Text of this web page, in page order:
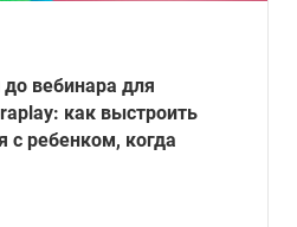
вебинара для
как выстроить
с ребенком, когда